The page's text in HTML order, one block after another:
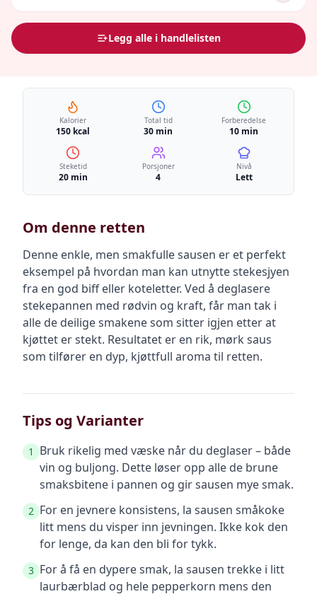
Legg alle i handlelisten
Kalorier
150 kcal
Total tid
30 min
Forberedelse
10 min
Steketid
20 min
Porsjoner
4
Nivå
Lett
Om denne retten
Denne enkle, men smakfulle sausen er et perfekt
eksempel på hvordan man kan utnytte stekesjyen
fra en god biff eller koteletter. Ved å deglasere
stekepannen med rødvin og kraft, får man tak i
alle de deilige smakene som sitter igjen etter at
kjøttet er stekt. Resultatet er en rik, mørk saus
som tilfører en dyp, kjøttfull aroma til retten.
Tips og Varianter
1
Bruk rikelig med væske når du deglaser – både
vin og buljong. Dette løser opp alle de brune
smaksbitene i pannen og gir sausen mye smak.
2 For en jevnere konsistens, la sausen småkoke
litt mens du visper inn jevningen. Ikke kok den
for lenge, da kan den bli for tykk.
3 For å få en dypere smak, la sausen trekke i litt
laurbærblad og hele pepperkorn mens den